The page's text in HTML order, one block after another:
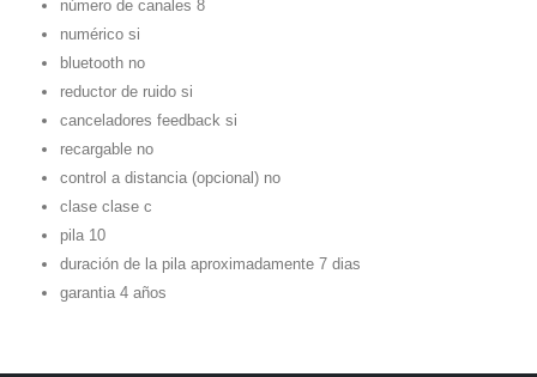
número de canales 8
numérico si
bluetooth no
reductor de ruido si
canceladores feedback si
recargable no
control a distancia (opcional) no
clase clase c
pila 10
duración de la pila aproximadamente 7 dias
garantia 4 años